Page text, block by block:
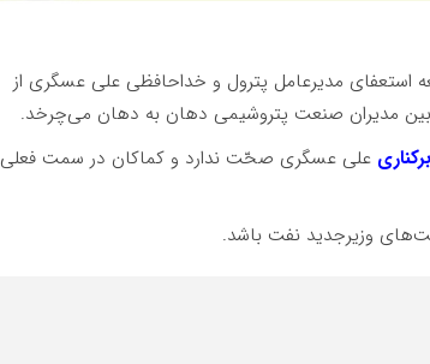
استعفای مدیرعامل پترول و خداحافظی علی عسگری از
مدیران صنعت پتروشیمی دهان به دهان می‌چرخد.
علی عسگری صحّت ندارد و کماکان در سمت فعلی
وزیرجدید نفت باشد.